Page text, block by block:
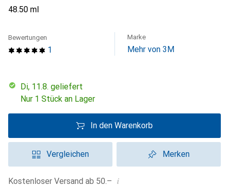
48.50 ml
1
Bewertungen Marke
Mehr von 3M
Di, 11.8. geliefert
Nur 1 Stück an Lager
In den Warenkorb
Vergleichen Merken
Kostenloser Versand ab 50.– i